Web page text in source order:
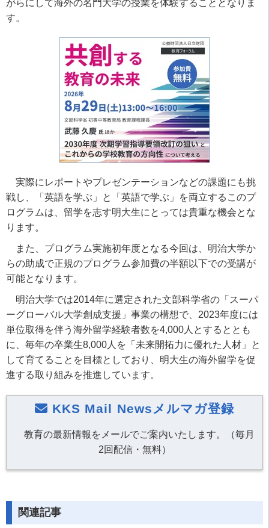
がらにして海外の名門大学の授業を体験することとなりま
す。
実際にレポートやプレゼンテーションなどの課題にも挑
戦し、「英語を学ぶ」と「英語で学ぶ」を両立するこのプ
ログラムは、留学を志す明大生にとっては貴重な機会とな
ります。
また、プログラム実施初年度となる今回は、明治大学か
らの助成で正規のプログラム参加費の半額以下での受講が
可能となります。
明治大学では2014年に選定された文部科学省の「スーパ
ーグローバル大学創成支援」事業の構想で、2023年度には
単位取得を伴う海外留学経験者数を4,000人とするととも
に、毎年の卒業生8,000人を「未来開拓力に優れた人材」と
して育てることを目標としており、明大生の海外留学を促
進する取り組みを推進しています。
KKS Mail Newsメルマガ登録
教育の最新情報をメールでご案内いたします。（毎月
2回配信・無料）
関連記事